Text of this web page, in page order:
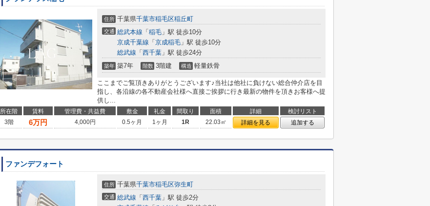
住所 千葉県千葉市稲毛区稲丘町
交通 総武本線 「 稲毛 」駅 徒歩10分
京成千葉線 「 京成稲毛 」駅 徒歩10分
総武線 「 西千葉 」駅 徒歩24分
築年 築7年 階数 3階建 構造 軽量鉄骨
ここまでご覧頂きありがとうございます♪当社は他社に負けない総合仲介店を目
指し、各沿線の各不動産会社様へ直接ご挨拶に行き最新の物件を頂きお客様へ提
供し...
所在階 賃料 管理費・共益費 敷金 礼金 間取り 面積 詳細
検討リスト
3階
6万円 4,000円 0.5ヶ月 1ヶ月 1R 22.03㎡ 詳細を見る 追加する
ファンデフォート
住所 千葉県千葉市稲毛区弥生町
交通 総武線 「 西千葉 」駅 徒歩2分